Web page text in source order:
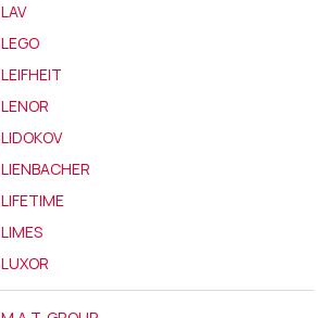
LAV
LEGO
LEIFHEIT
LENOR
LIDOKOV
LIENBACHER
LIFETIME
LIMES
LUXOR